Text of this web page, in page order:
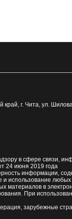
край, г. Чита, ул.
в сфере связи,
24 июня 2019 года
информации,
использование
материалов в
При
зарубежные